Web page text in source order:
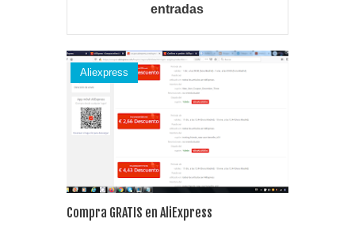
Oreo te da la oportunidad de ganar increíbles premios
Compra 5€ en productos MP y gana tu billete dorado
entradas
Aliexpress
Compra GRATIS en AliExpress